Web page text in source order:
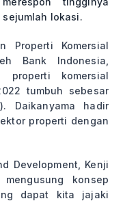
lokasi.
Properti Komersial
Bank Indonesia,
properti komersial
tumbuh sebesar
Daikanyama hadir
properti dengan
Development, Kenji
konsep
dapat kita jajaki